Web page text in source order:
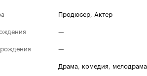
Продюсер, Актер
—
—
драма, комедия, мелодрама